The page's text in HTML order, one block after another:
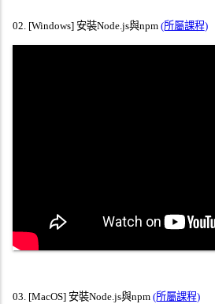
02. [Windows] 安裝Node.js與npm (所屬課程)
03. [MacOS] 安裝Node.js與npm (所屬課程)